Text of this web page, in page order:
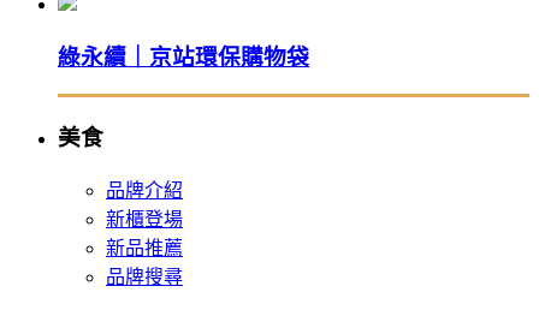
綠永續｜京站環保購物袋
美食
品牌介紹
新櫃登場
新品推薦
品牌搜尋